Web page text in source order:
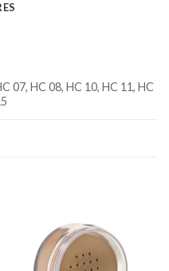
07, HC 08, HC 10, HC 11, HC